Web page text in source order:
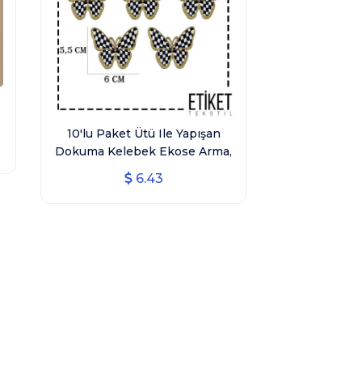
10'lu Paket Ütü Ile Yapışan
Dokuma Kelebek Ekose Arma,
Ev Tekstili, Simli Desen
Kelebek
6.43